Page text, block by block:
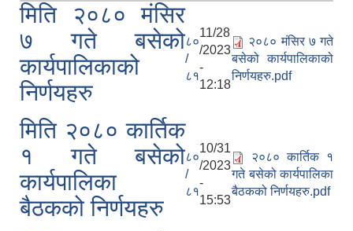
मिति २०८० मंसिर
७ गते बसेको
कार्यपालिकाको
निर्णयहरु
८०
/
८१
11/28
/2023
-
12:18
२०८० मंसिर ७ गते
बसेको कार्यपालिकाको
निर्णयहरु.pdf
मिति २०८० कार्तिक
१ गते बसेको
कार्यपालिका
बैठकको निर्णयहरु
८०
/
८१
10/31
/2023
-
15:53
२०८० कार्तिक १
गते बसेको कार्यपालिका
बैठकको निर्णयहरु.pdf